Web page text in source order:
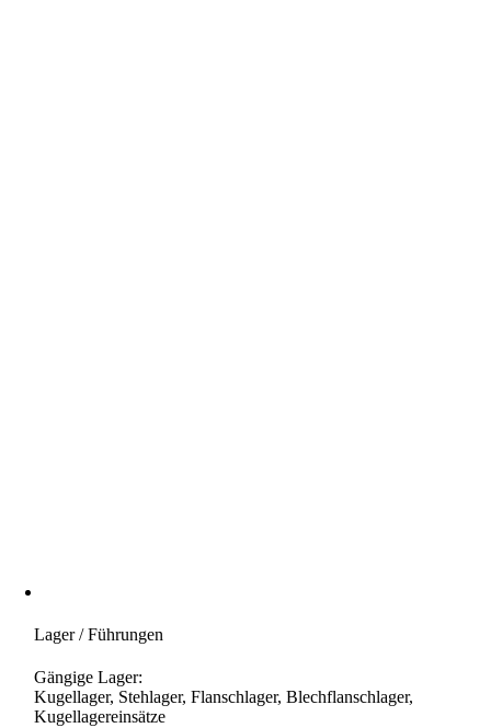
Lager / Führungen
Gängige Lager:
Kugellager, Stehlager, Flanschlager, Blechflanschlager,
Kugellagereinsätze